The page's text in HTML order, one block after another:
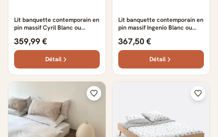
Lit banquette contemporain en
pin massif Cyril Blanc ou
359,99 €
Détail
Lit banquette contemporain en
pin massif Ingenio Blanc ou
367,50 €
Détail